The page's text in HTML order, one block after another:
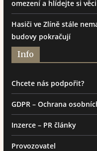
omezení a hlídejte si věci
Hasiči ve Zlíně stále
budovy pokračují
Info
Chcete nás podpořit?
GDPR – Ochrana
Inzerce – PR články
Provozovatel